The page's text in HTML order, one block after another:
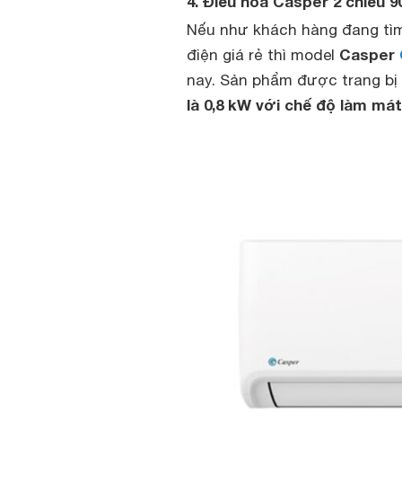
Nếu như khách hàng đang
điện giá rẻ thì model Casper
nay. Sản phẩm được trang
là 0,8 kW với chế độ làm